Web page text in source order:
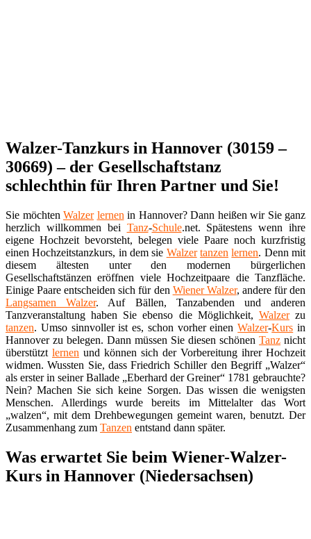
Walzer-Tanzkurs in Hannover (30159 –
30669) – der Gesellschaftstanz
schlechthin für Ihren Partner und Sie!
Sie möchten Walzer lernen in Hannover? Dann heißen wir Sie ganz
herzlich willkommen bei Tanz-Schule.net. Spätestens wenn ihre
eigene Hochzeit bevorsteht, belegen viele Paare noch kurzfristig
einen Hochzeitstanzkurs, in dem sie Walzer tanzen lernen. Denn mit
diesem ältesten unter den modernen bürgerlichen
Gesellschaftstänzen eröffnen viele Hochzeitpaare die Tanzfläche.
Einige Paare entscheiden sich für den Wiener Walzer, andere für den
Langsamen Walzer. Auf Bällen, Tanzabenden und anderen
Tanzveranstaltung haben Sie ebenso die Möglichkeit, Walzerzu
tanzen. Umso sinnvoller ist es, schon vorher einenWalzer-Kurs in
Hannover zu belegen. Dann müssen Sie diesen schönen Tanz nicht
überstützt lernen und können sich der Vorbereitung ihrer Hochzeit
widmen. Wussten Sie, dass Friedrich Schiller den Begriff „Walzer“
als erster in seiner Ballade „Eberhard der Greiner“ 1781 gebrauchte?
Nein? Machen Sie sich keine Sorgen. Das wissen die wenigsten
Menschen. Allerdings wurde bereits im Mittelalter das Wort
„walzen“, mit dem Drehbewegungen gemeint waren, benutzt. Der
Zusammenhang zum Tanzen entstand dann später.
Was erwartet Sie beim Wiener-Walzer-
Kurs in Hannover (Niedersachsen)